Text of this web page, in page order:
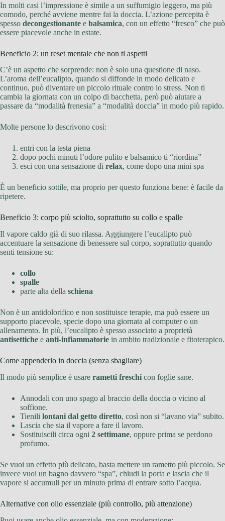
In molti casi l’impressione è simile a un suffumigio leggero, ma più
comodo, perché avviene mentre fai la doccia. L’azione percepita è
spesso decongestionante e balsamica, con un effetto “fresco” che può
essere piacevole anche in estate.
Beneficio 2: un reset mentale che non ti aspetti
C’è un aspetto che sorprende: non è solo una questione di naso.
L’aroma dell’eucalipto, quando si diffonde in modo delicato e
continuo, può diventare un piccolo rituale contro lo stress. Non ti
cambia la giornata con un colpo di bacchetta, però può aiutare a
passare da “modalità frenesia” a “modalità doccia” in modo più rapido.
Molte persone lo descrivono così:
entri con la testa piena
dopo pochi minuti l’odore pulito e balsamico ti “riordina”
esci con una sensazione di relax, come dopo una mini spa
È un beneficio sottile, ma proprio per questo funziona bene: è facile da
ripetere.
Beneficio 3: corpo più sciolto, soprattutto su collo e spalle
Il vapore caldo già di suo rilassa. Aggiungere l’eucalipto può
accentuare la sensazione di benessere sul corpo, soprattutto quando
senti tensione su:
collo
spalle
parte alta della schiena
Non è un antidolorifico e non sostituisce terapie, ma può essere un
supporto piacevole, specie dopo una giornata al computer o un
allenamento. In più, l’eucalipto è spesso associato a proprietà
antisettiche e anti-infiammatorie in ambito tradizionale e fitoterapico.
Come appenderlo in doccia (senza sbagliare)
Il modo più semplice è usare rametti freschi con foglie sane.
Annodali con uno spago al braccio della doccia o vicino al
soffione.
Tienili lontani dal getto diretto, così non si “lavano via” subito.
Lascia che sia il vapore a fare il lavoro.
Sostituiscili circa ogni 2 settimane, oppure prima se perdono
profumo.
Se vuoi un effetto più delicato, basta mettere un rametto più piccolo. Se
invece vuoi un bagno davvero “spa”, chiudi la porta e lascia che il
vapore si accumuli per un minuto prima di entrare sotto l’acqua.
Alternative con olio essenziale (più controllo, più attenzione)